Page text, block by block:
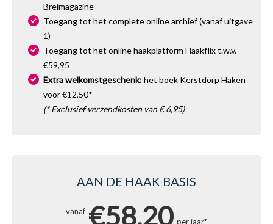
Breimagazine
Toegang tot het complete online archief (vanaf uitgave
1)
Toegang tot het online haakplatform Haakflix t.w.v.
€59,95
Extra welkomstgeschenk:het boek Kerstdorp Haken
voor €12,50*
(* Exclusief verzendkosten van € 6,95)
AAN DE HAAK BASIS
vanaf €58,20 per jaar*